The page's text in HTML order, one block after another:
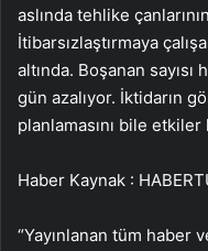
aslında tehlike
İtibarsızlaştırmaya
altında. Boşanan sayısı
gün azalıyor. İktidarın
planlamasını bile etkiler
Haber Kaynak :
“Yayınlanan tüm